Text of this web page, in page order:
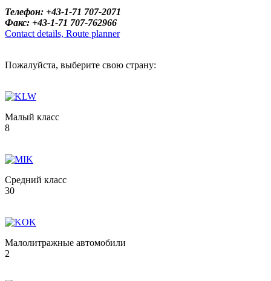
Телефон: +43-1-71 707-2071
Факс: +43-1-71 707-762966
Contact details, Route planner
Пожалуйста, выберите свою страну:
Малый класс
8
Средний класс
30
Малолитражные автомобили
2